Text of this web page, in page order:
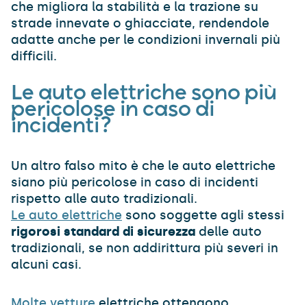
che migliora la stabilità e la trazione su
strade innevate o ghiacciate, rendendole
adatte anche per le condizioni invernali più
difficili.
Le auto elettriche sono più
pericolose in caso di
incidenti?
Un altro falso mito è che le auto elettriche
siano più pericolose in caso di incidenti
rispetto alle auto tradizionali.
Le auto elettriche sono soggette agli stessi
rigorosi standard di sicurezza delle auto
tradizionali, se non addirittura più severi in
alcuni casi.